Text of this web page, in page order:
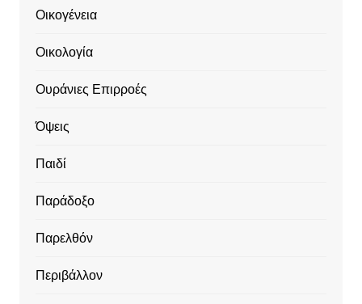
Οικογένεια
Οικολογία
Ουράνιες Επιρροές
Όψεις
Παιδί
Παράδοξο
Παρελθόν
Περιβάλλον